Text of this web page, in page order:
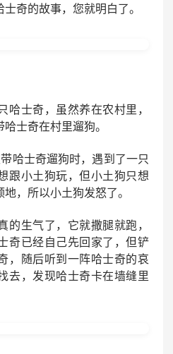
奇的故事，您就明白了。
哈士奇，虽然养在农村里，
士奇在村里遛狗。
哈士奇遛狗时，遇到了一只
跟小土狗玩，但小土狗只想
，所以小土狗发怒了。
的生气了，它就撒腿就跑，
奇已经自己先回家了，但铲
，随后听到一阵哈士奇的哀
去，发现哈士奇卡在墙缝里